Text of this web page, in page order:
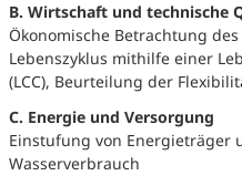
B. Wirtschaft und technische
Ökonomische Betrachtung
Lebenszyklus mithilfe einer
(LCC), Beurteilung der
C. Energie und Versorgung
Einstufung von Energieträger
Wasserverbrauch